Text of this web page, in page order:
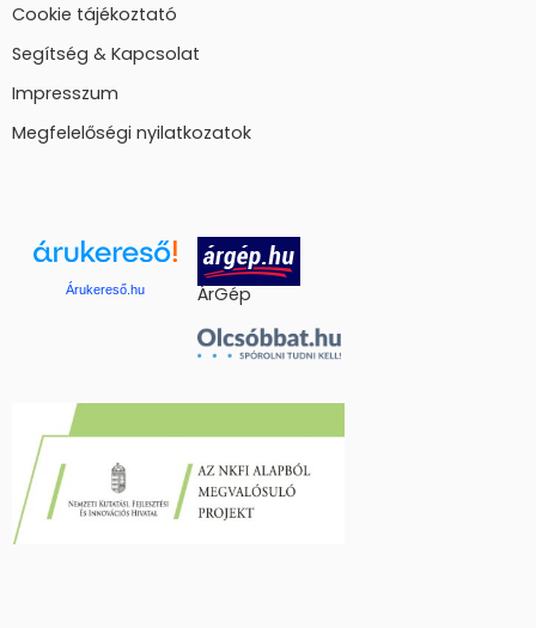
Cookie tájékoztató
Segítség & Kapcsolat
Impresszum
Megfelelőségi nyilatkozatok
Árukereső.hu ÁrGép